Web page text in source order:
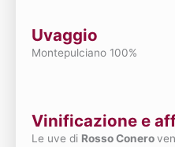
Uvaggio
Montepulciano 100%
Vinificazione e
Le uve di Rosso Conero